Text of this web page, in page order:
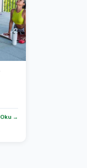
Oku →